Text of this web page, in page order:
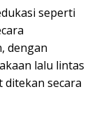
seperti
dengan
lalu lintas
ditekan secara